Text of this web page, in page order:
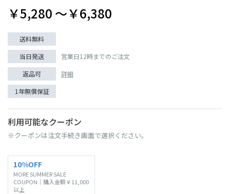
￥5,280 〜￥6,380
送料無料
当日発送
営業日12時までのご注文
返品可
詳細
1年無償保証
利用可能なクーポン
※クーポンは注文手続き画面で選択ください。
10%OFF
MORE SUMMER SALE
COUPON｜購入金額￥11,000
以上